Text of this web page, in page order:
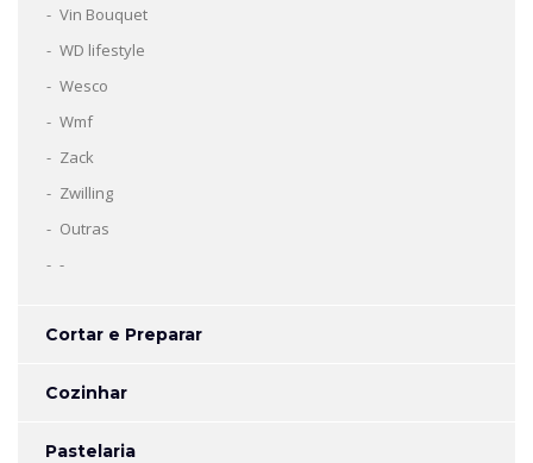
Vin Bouquet
WD lifestyle
Wesco
Wmf
Zack
Zwilling
Outras
-
Cortar e Preparar
Cozinhar
Pastelaria